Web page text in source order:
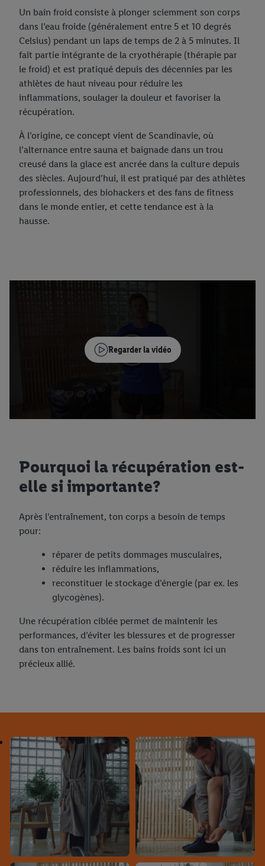
Un bain froid consiste à plonger sciemment son corps
dans l’eau froide (généralement entre 5 et 10 degrés
Celsius) pendant un laps de temps de 2 à 5 minutes. Il
fait partie intégrante de la cryothérapie (thérapie par
le froid) et est pratiqué depuis des décennies par les
athlètes de haut niveau pour réduire les
inflammations, soulager la douleur et favoriser la
récupération.
À l’origine, ce concept vient de Scandinavie, où
l’alternance entre sauna et baignade dans un trou
creusé dans la glace est ancrée dans la culture depuis
des siècles. Aujourd’hui, il est pratiqué par des athlètes
professionnels, des biohackers et des fans de fitness
dans le monde entier, et cette tendance est à la
hausse.
Regarder la vidéo
Pourquoi la récupération est-
elle si importante?
Après l’entraînement, ton corps a besoin de temps
pour:
réparer de petits dommages musculaires,
réduire les inflammations,
reconstituer le stockage d’énergie (par ex. les
glycogènes).
Une récupération ciblée permet de maintenir les
performances, d’éviter les blessures et de progresser
dans ton entraînement. Les bains froids sont ici un
précieux allié.